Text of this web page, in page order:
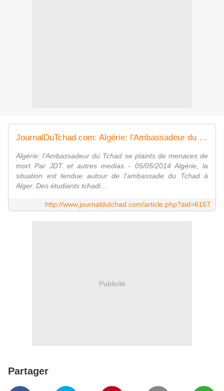
JournalDuTchad.com: Algérie: l'Ambassadeur du Tchad se plaints de menaces de mort
Algérie: l'Ambassadeur du Tchad se plaints de menaces de
mort Par JDT et autres medias - 05/05/2014 Algérie, la
situation est tendue autour de l'ambassade du Tchad à
Alger. Des étudiants tchadi...
http://www.journaldutchad.com/article.php?aid=6167
Publicité
Partager